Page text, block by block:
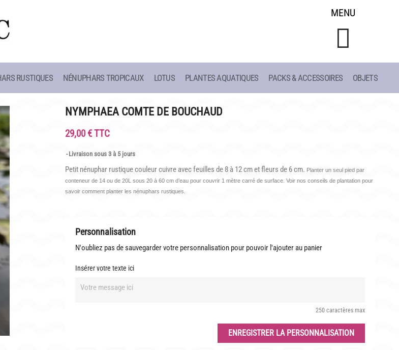
MENU
CAFÉ MARLIACEA
HORAIRES ET ACCÈS
LA CARTE
NOS SOIRÉES ESTIVALES
REPAS GROUPES
HISTOIRE
LATOUR-MARLIAC
CONSEILS
TÉLÉCHARGER UN BON DE COMMANDE VIERGE
RUSTIQUES NÉNUPHARS TROPICAUX LOTUS PLANTES AQUATIQUES PACKS & ACCESSOIRES OBJETS
NYMPHAEA COMTE DE BOUCHAUD
29,00 € TTC
Livraison sous 3 à 5 jours
Petit nénuphar rustique couleur cuivre avec feuilles de 8 à 12 cm et fleurs de 6 cm. Planter un seul pied par
conteneur de 14 ou de 20L sous 20 à 60 cm d’eau pour couvrir 1 mètre carré de surface. Voir nos conseils de plantation pour
savoir comment planter les nénuphars rustiques.
Personnalisation
N'oubliez pas de sauvegarder votre personnalisation pour pouvoir l'ajouter au panier
Insérer votre texte ici
250 caractères max
ENREGISTRER LA PERSONNALISATION